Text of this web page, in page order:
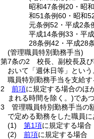
昭和47条例20・昭
和51条例60・昭和
元条例52・平成2条
平成14条例33・平
28条例42・平成28
(管理職員特別勤務手当)
第7条の2
校長、副校長及
おいて「週休日等」という
職員特別勤務手当を支給す
2
前項に規定する場合のほ
まれる時間を除く。)であ
3
管理職員特別勤務手当の
で定める勤務をした職員
(1)
第1項に規定する場合
(2)
前項に規定する場合